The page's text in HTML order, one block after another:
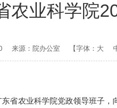
农业科学院
来源：院办公室 【字体： 大
农业科学院党政领导班子，